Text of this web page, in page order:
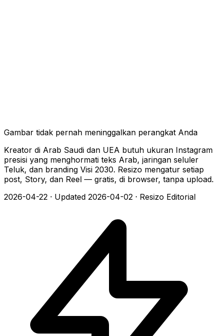
Gambar tidak pernah meninggalkan perangkat Anda
Kreator di Arab Saudi dan UEA butuh ukuran Instagram
presisi yang menghormati teks Arab, jaringan seluler
Teluk, dan branding Visi 2030. Resizo mengatur setiap
post, Story, dan Reel — gratis, di browser, tanpa upload.
2026-04-22 · Updated 2026-04-02 · Resizo Editorial